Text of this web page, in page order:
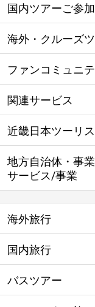
国内ツアーご参
海外・クルーズ
ファンコミュニ
関連サービス
近畿日本ツーリ
地方自治体・事
サービス/事業
海外旅行
国内旅行
バスツアー